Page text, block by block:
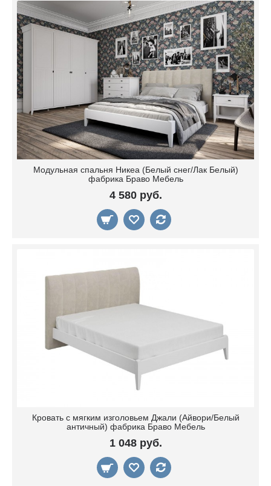
Модульная спальня Никеа (Белый снег/Лак Белый)
фабрика Браво Мебель
4 580 руб.
Кровать с мягким изголовьем Джали (Айвори/Белый
античный) фабрика Браво Мебель
1 048 руб.